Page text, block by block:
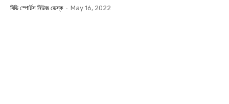
বিডি স্পোর্টস নিউজ ডেস্ক - May 16, 2022